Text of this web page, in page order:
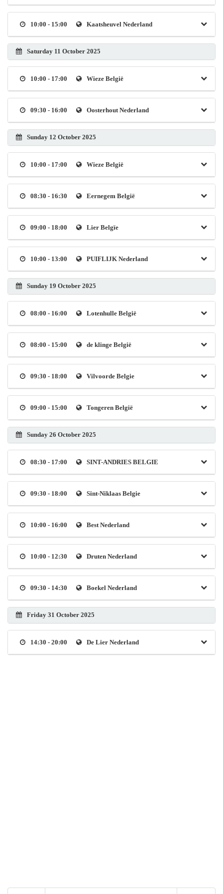
10:00 - 15:00 Kaatsheuvel Nederland
Saturday 11 October 2025
10:00 - 17:00 Wieze België
09:30 - 16:00 Oosterhout Nederland
Sunday 12 October 2025
10:00 - 17:00 Wieze België
08:30 - 16:30 Eernegem België
09:00 - 18:00 Lier Belgïe
10:00 - 13:00 PUIFLIJK Nederland
Sunday 19 October 2025
08:00 - 16:00 Lotenhulle België
08:00 - 15:00 de klinge België
09:30 - 18:00 Vilvoorde Belgie
09:00 - 15:00 Tongeren België
Sunday 26 October 2025
08:30 - 17:00 SINT-ANDRIES BELGIE
09:30 - 18:00 Sint-Niklaas Belgie
10:00 - 16:00 Best Nederland
10:00 - 12:30 Druten Nederland
09:30 - 14:30 Boekel Nederland
Friday 31 October 2025
14:30 - 20:00 De Lier Nederland